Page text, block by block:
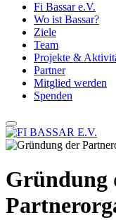
Fi Bassar e.V.
Wo ist Bassar?
Ziele
Team
Projekte &
Partner
Mitglied werden
Spenden
Gründung